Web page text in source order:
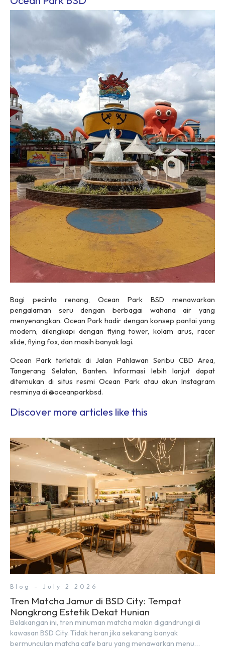
Bagi pecinta renang, Ocean Park BSD menawarkan
pengalaman seru dengan berbagai wahana air yang
menyenangkan. Ocean Park hadir dengan konsep pantai yang
modern, dilengkapi dengan flying tower, kolam arus, racer
slide, flying fox, dan masih banyak lagi.
Ocean Park terletak di Jalan Pahlawan Seribu CBD Area,
Tangerang Selatan, Banten. Informasi lebih lanjut dapat
ditemukan di situs resmi Ocean Park atau akun Instagram
resminya di @oceanparkbsd.
Discover more articles like this
Blog - July 2 2026
Tren Matcha Jamur di BSD City: Tempat
Nongkrong Estetik Dekat Hunian
Belakangan ini, tren minuman matcha makin digandrungi di
kawasan BSD City. Tidak heran jika sekarang banyak
bermunculan matcha cafe baru yang menawarkan menu